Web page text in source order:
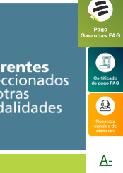
A-